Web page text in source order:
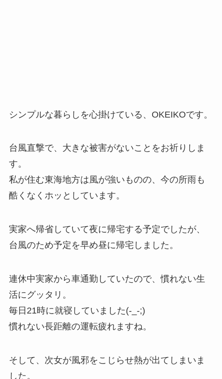
シンプルな暮らしを心掛けている、OKEIKOです。
台風直撃で、大きな被害がないことをお祈りしま
す。
私が住む東海地方は風が強いものの、今の所雨も
酷くなくホッとしています。
実家へ帰省していて夜に帰宅する予定でしたが、
台風のため予定を早め昼に帰宅しました。
連休中実家から車通勤していたので、慣れない生
活にグッタリ。
毎日21時に就寝していました(-_-;)
慣れない長距離の運転疲れますね。
そして、次女が風邪をこじらせ熱が出てしまいま
した。